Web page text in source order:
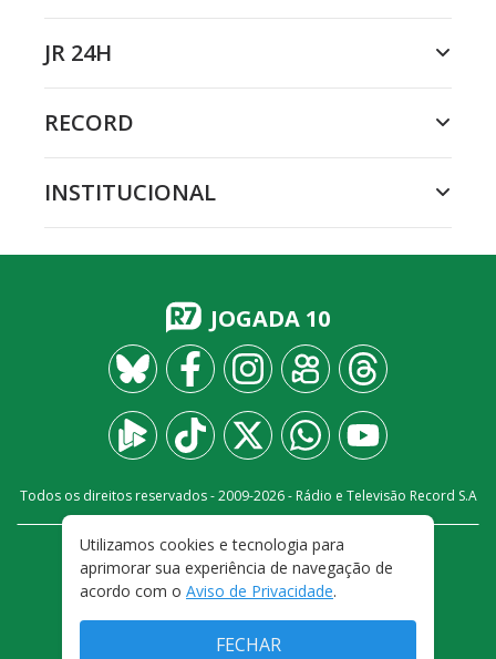
JR 24H
RECORD
INSTITUCIONAL
JOGADA 10
Todos os direitos reservados - 2009-2026- Rádio e Televisão Record S.A
FALE CONOSCO
PRIVACIDADE
TERMOS E CONDIÇÕES DE USO
Utilizamos cookies e tecnologia para
aprimorar sua experiência de navegação de
acordo com o Aviso de Privacidade.
FECHAR